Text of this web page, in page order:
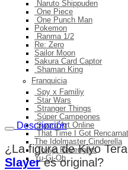
Naruto Shippuden
One Piece
One Punch Man
Pokemon
Ranma 1/2
Re: Zero
Sailor Moon
Sakura Card Captor
Shaman King
Franquicia
Spy x Familiy
Star Wars
Stranger Things
Súper Campeones
Sword Art Online
That Time I Got
The Idolmaster Cinderella
Tokyo Revengers
Yu-Gi-Oh
Descripción
¿La figura de Kiyo
Slayeres original ?